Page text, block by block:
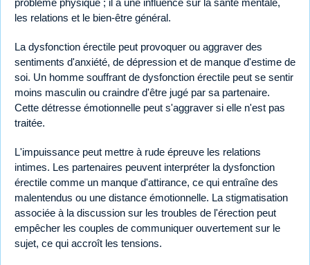
les relations et le bien-être général.
La dysfonction érectile peut provoquer ou aggraver des
sentiments d'anxiété, de dépression et de manque d'estime de
soi. Un homme souffrant de dysfonction érectile peut se sentir
moins masculin ou craindre d'être jugé par sa partenaire.
Cette détresse émotionnelle peut s'aggraver si elle n'est pas
traitée.
L'impuissance peut mettre à rude épreuve les relations
intimes. Les partenaires peuvent interpréter la dysfonction
érectile comme un manque d'attirance, ce qui entraîne des
malentendus ou une distance émotionnelle. La stigmatisation
associée à la discussion sur les troubles de l'érection peut
empêcher les couples de communiquer ouvertement sur le
sujet, ce qui accroît les tensions.